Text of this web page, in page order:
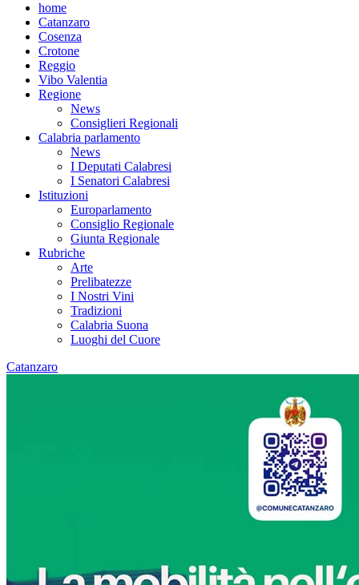
home
Catanzaro
Cosenza
Crotone
Reggio
Vibo Valentia
Regione
News
Consiglieri Regionali
Calabria parlamento
News
I Deputati Calabresi
I Senatori Calabresi
Istituzioni
Europarlamento
Consiglio Regionale
Giunta Regionale
Rubriche
Arte
Prelibatezze
I Nostri Vini
Tradizioni
Calabria Suona
Luoghi del Cuore
Catanzaro